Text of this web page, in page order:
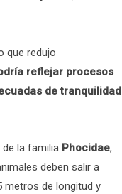
que redujo
reflejar procesos
de tranquilidad
de la familia Phocidae,
deben salir a
metros de longitud y